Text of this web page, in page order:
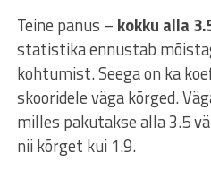
Teine panus – kokku alla
statistika ennustab
kohtumist. Seega on ka
skooridele väga kõrged.
milles pakutakse alla 3.5
nii kõrget kui 1.9.